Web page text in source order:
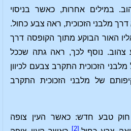
במילים אחרות, כאשר בניסוי
מלבני הזכוכית, ראה צבע כחול.
האור הבוקע מתוך הקופסה דרך
צהוב. נוסף לכך, ראה גתה שככל
הזכוכית התקרב צבעם לכיוון
של מלבני הזכוכית התקרב
חוק טבע חדש: כאשר העין צופה
[2]